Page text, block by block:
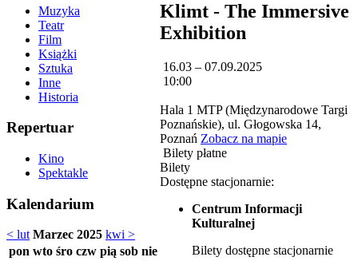
Muzyka
Teatr
Film
Książki
Sztuka
Inne
Historia
Repertuar
Kino
Spektakle
Kalendarium
< lut Marzec 2025 kwi >
pon wto śro czw pią sob nie
Klimt - The Immersive
Exhibition
16.03 – 07.09.2025
10:00
Hala 1 MTP (Międzynarodowe Targi
Poznańskie), ul. Głogowska 14,
Poznań Zobacz na mapie
Bilety płatne
Bilety
Dostępne stacjonarnie:
Centrum Informacji
Kulturalnej
Bilety dostępne stacjonarnie